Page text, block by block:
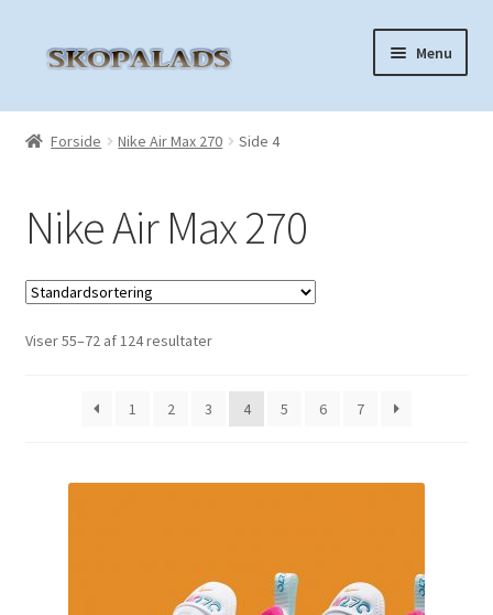
Menu
Forside
Nike Air Max 270
Nike Air Max 90
Nike Air Max 97
Forside Nike Air Max 270 Side 4
Nike Air Max 270
Viser 55–72 af 124 resultater
1 2 3 4 5 6 7